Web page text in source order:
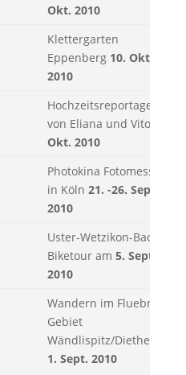
Okt. 2010
Klettergarten
Eppenberg 10. Okt.
2010
Hochzeitsreportage
von Eliana und Vito
Okt. 2010
Photokina Fotomesse
in Köln 21. -26. Sept.
2010
Uster-Wetzikon-Bachtel
Biketour am 5. Sept.
2010
Wandern im Fluebrig
Gebiet
Wändlispitz/Diethelm
1. Sept. 2010